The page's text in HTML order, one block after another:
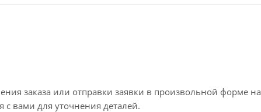
заказа или отправки заявки в произвольной форме на
с вами для уточнения деталей.